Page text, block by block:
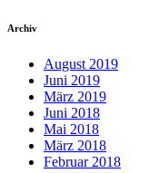
Archiv
August 2019
Juni 2019
März 2019
Juni 2018
Mai 2018
März 2018
Februar 2018